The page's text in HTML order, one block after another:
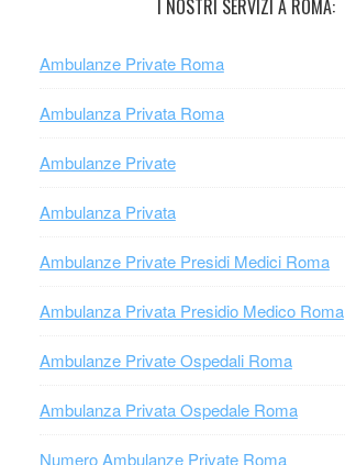
I NOSTRI SERVIZI A ROMA:
Ambulanze Private Roma
Ambulanza Privata Roma
Ambulanze Private
Ambulanza Privata
Ambulanze Private Presidi Medici Roma
Ambulanza Privata Presidio Medico Roma
Ambulanze Private Ospedali Roma
Ambulanza Privata Ospedale Roma
Numero Ambulanze Private Roma